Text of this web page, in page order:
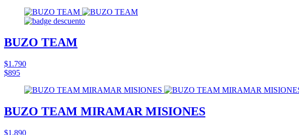
BUZO TEAM
$1.790
$895
BUZO TEAM MIRAMAR MISIONES
$1.890